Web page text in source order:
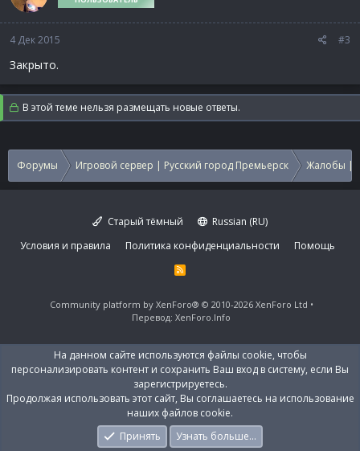
4 Дек 2015 #3
Закрыто.
В этой теме нельзя размещать новые ответы.
Форумы Игровой сервер | Русский город Премьерск Жалобы |
Старый тёмный
Russian (RU)
Условия и правила
Политика конфиденциальности Помощь
R
S
Community platform by XenForo® © 2010-2026 XenForo Ltd
Перевод: XenForo.Info
На данном сайте используются файлы cookie, чтобы
персонализировать контент и сохранить Ваш вход в систему, если Вы
зарегистрируетесь.
Продолжая использовать этот сайт, Вы соглашаетесь на использование
наших файлов cookie.
Принять
Узнать больше…